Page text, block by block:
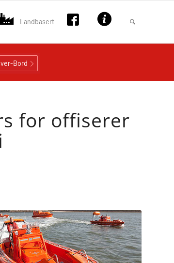
Landbasert
Bord
for offiserer